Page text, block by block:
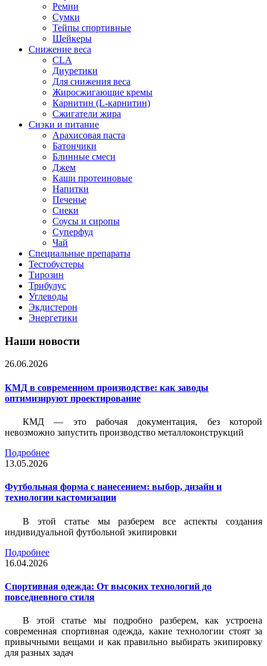
Ремни
Сумки
Тейпы спортивные
Шейкеры
Снижение веса
CLA
Диуретики
Для снижения веса
Жиросжигающие кремы
Карнитин (L-карнитин)
Сжигатели жира
Снэки и питание
Арахисовая паста
Батончики
Блинные смеси
Джем
Каши протеиновые
Напитки
Печенье
Снеки
Соусы и сиропы
Суперфуд
Чай
Специальные препараты
Тестобустеры
Тирозин
Трибулус
Углеводы
Экдистерон
Энергетики
Наши новости
26.06.2026
КМД в современном производстве: как заводы
оптимизируют проектирование
КМД — это рабочая документация, без которой
невозможно запустить производство металлоконструкций
Подробнее
13.05.2026
Футбольная форма с нанесением: выбор, дизайн и
технологии кастомизации
В этой статье мы разберем все аспекты создания
индивидуальной футбольной экипировки
Подробнее
16.04.2026
Спортивная одежда: От высоких технологий до
повседневного стиля
В этой статье мы подробно разберем, как устроена
современная спортивная одежда, какие технологии стоят за
привычными вещами и как правильно выбирать экипировку
для разных задач